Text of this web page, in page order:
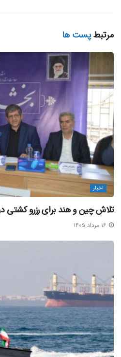
حمل و نقل بار داخلی برعهده این
وی سال ۲۰۲۴ میلادی را
نقل دریایی جهان توصیف و تصریح
کانتینری در دنیا با
کاهش مجدد قیمت حمل بار در
مدیرعامل گروه کشتیرانی
داشته است و در حوزهصادراتنیز
بوده ایم؛ ضمن اینکه قیمت های
نیز با کاهش و نوسان مواجه است.
وی افزود: با این حال میزان حمل
مدرس خیابانی رشد حمل بار
البته در این بخش به دلیل اینکه
کاپوتاژی اجاره داده شده اند،
مرتبطپست ها
اخبار
تلاش چین و هند برای رزرو کشتی